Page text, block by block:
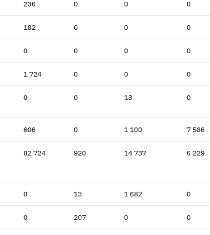
236 0 0 0
182 0 0 0
0 0 0 0
1 724 0 0 0
0 0 13 0
606 0 1 100 7 586
82 724 920 14 737 6 229
0 13 1 682 0
0 207 0 0